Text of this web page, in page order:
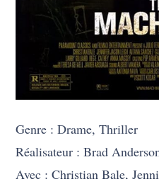
Genre : Drame, Thriller
Réalisateur : Brad
Avec : Christian Bale,